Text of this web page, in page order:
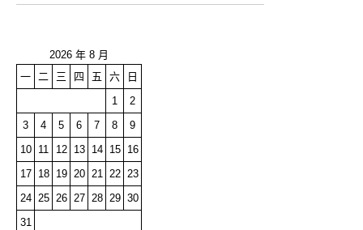
2026 年 8 月
一 二 三 四 五 六
日
1
2
3
4 5 6 7 8
9
10
11 12 13 14 15
16
17
18 19 20 21 22 23
24 25 26 27 28 29 30
31